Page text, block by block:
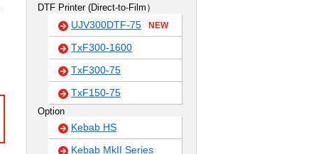
DTF Printer (Direct-to-Film）
UJV300DTF-75 NEW
TxF300-1600
TxF300-75
TxF150-75
Option
Kebab HS
Kebab MkII Series